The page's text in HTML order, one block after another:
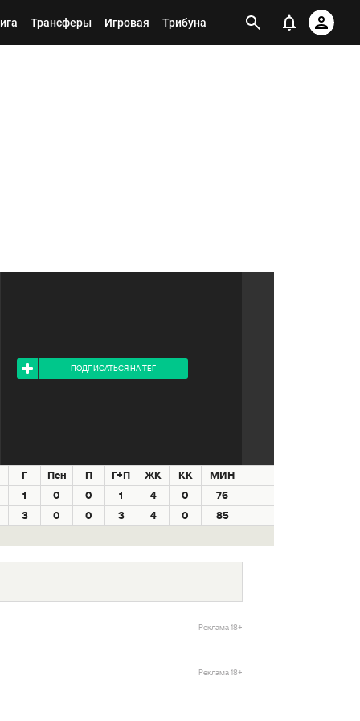
Трансферы Игровая Трибуна
ПОДПИСАТЬСЯ НА ТЕГ
Г Пен П Г+П ЖК КК
МИН
1 0 0 1 4 0
76
3 0 0 3 4 0 85
Реклама 18+
Реклама 18+